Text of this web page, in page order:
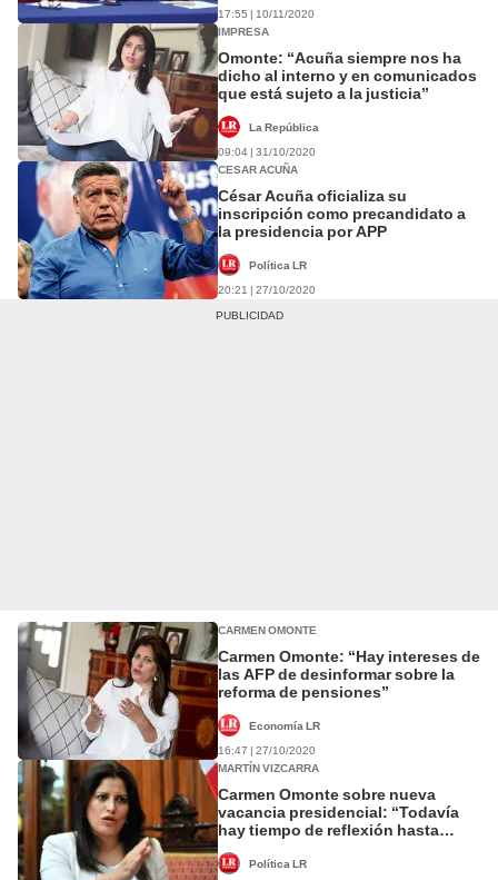
17:55 | 10/11/2020
IMPRESA
Omonte: “Acuña siempre nos ha
dicho al interno y en comunicados
que está sujeto a la justicia”
La República
09:04 | 31/10/2020
CESAR ACUÑA
César Acuña oficializa su
inscripción como precandidato a
la presidencia por APP
Política LR
20:21 | 27/10/2020
CARMEN OMONTE
Carmen Omonte: “Hay intereses de
las AFP de desinformar sobre la
reforma de pensiones”
Economía LR
16:47 | 27/10/2020
MARTÍN VIZCARRA
Carmen Omonte sobre nueva
vacancia presidencial: “Todavía
hay tiempo de reflexión hasta
Política LR